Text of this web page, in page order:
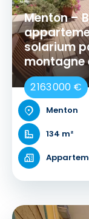
Menton –
solarium
montagne
2 163 000 €
Menton
134 m²